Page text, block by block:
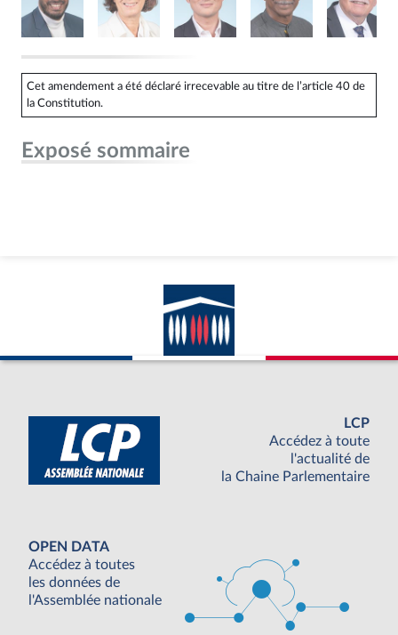
Cet amendement a été déclaré irrecevable au titre de l’article 40 de
la Constitution.
Exposé sommaire
LCP
Accédez à toute
l'actualité de
la Chaine Parlementaire
OPEN DATA
Accédez à toutes
les données de
l'Assemblée nationale